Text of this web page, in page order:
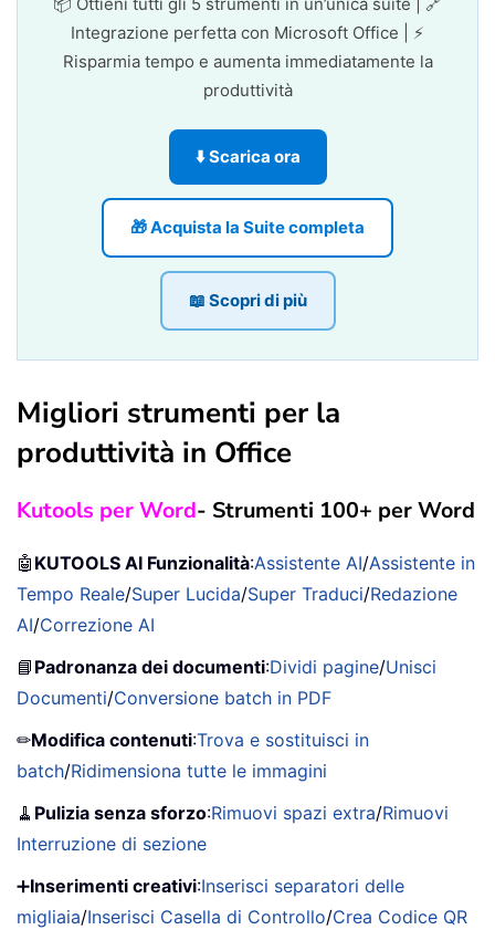
Integrazione perfetta con Microsoft Office | ⚡
Risparmia tempo e aumenta immediatamente la
produttività
⬇️ Scarica ora
🎁 Acquista la Suite completa
📖 Scopri di più
Migliori strumenti per la
produttività in Office
Kutools per Word- Strumenti 100+ per Word
🤖 KUTOOLS AI Funzionalità:Assistente AI/Assistente in
Tempo Reale/Super Lucida/Super Traduci/Redazione
AI/Correzione AI
📘 Padronanza dei documenti:Dividi pagine/Unisci
Documenti/Conversione batch in PDF
✏Modifica contenuti:Trova e sostituisci in
batch/Ridimensiona tutte le immagini
🧹 Pulizia senza sforzo:Rimuovi spazi extra/Rimuovi
Interruzione di sezione
➕Inserimenti creativi:Inserisci separatori delle
migliaia/Inserisci Casella di Controllo/Crea Codice QR